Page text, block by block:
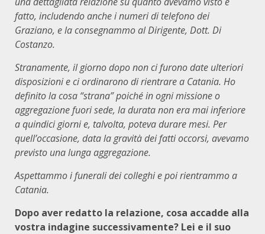
fatto, includendo anche i numeri di telefono dei
Graziano, e la consegnammo al Dirigente, Dott. Di
Costanzo.
Stranamente, il giorno dopo non ci furono date ulteriori
disposizioni e ci ordinarono di rientrare a Catania. Ho
definito la cosa “strana” poiché in ogni missione o
aggregazione fuori sede, la durata non era mai inferiore
a quindici giorni e, talvolta, poteva durare mesi. Per
quell’occasione, data la gravità dei fatti occorsi, avevamo
previsto una lunga aggregazione.
Aspettammo i funerali dei colleghi e poi rientrammo a
Catania.
Dopo aver redatto la relazione, cosa accadde alla
vostra indagine successivamente? Lei e il suo